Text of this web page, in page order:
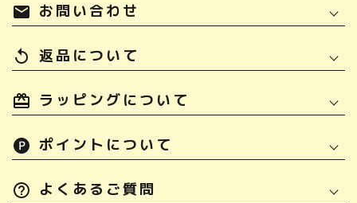
mail お問い合わせ
replay 返品について
ラッピングについて
ポイントについて
よくあるご質問